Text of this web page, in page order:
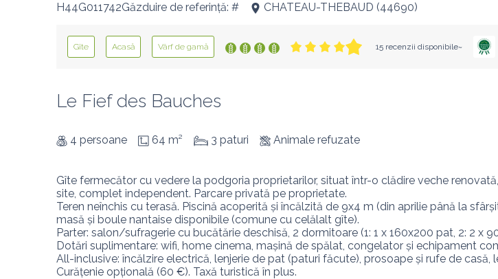
H44G011742Găzduire de referință: # CHATEAU-THEBAUD (44690)
Gîte Acasă Vârf de gamă 15 recenzii disponibile~
Le Fief des Bauches
4 persoane 64 m² 3 paturi Animale refuzate
Gîte fermecător cu vedere la podgoria proprietarilor, situat într-o clădire veche
site, complet independent. Parcare privată pe proprietate.
Teren neînchis cu terasă. Piscină acoperită și încălzită de 9x4 m (din aprilie până la
masă și boule nantaise disponibile (comune cu celălalt gîte).
Parter: salon/sufragerie cu bucătărie deschisă, 2 dormitoare (1: 1 x 160x200 pat, 2: 2 x
Dotări suplimentare: wifi, home cinema, mașină de spălat, congelator și echipament
All-inclusive: încălzire electrică, lenjerie de pat (paturi făcute), prosoape și rufe de casă,
Curățenie opțională (60 €). Taxă turistică în plus.